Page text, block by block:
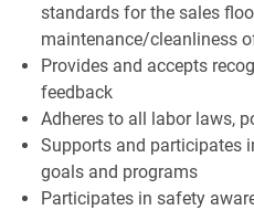
standards for the sales
maintenance/cleanliness
Provides and accepts
feedback
Adheres to all labor laws,
Supports and participates
goals and programs
Participates in safety